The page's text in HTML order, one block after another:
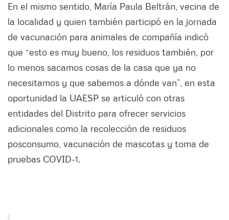
En el mismo sentido, María Paula Beltrán, vecina de
la localidad y quien también participó en la jornada
de vacunación para animales de compañía indicó
que “esto es muy bueno, los residuos también, por
lo menos sacamos cosas de la casa que ya no
necesitamos y que sabemos a dónde van”, en esta
oportunidad la UAESP se articuló con otras
entidades del Distrito para ofrecer servicios
adicionales como la recolección de residuos
posconsumo, vacunación de mascotas y toma de
pruebas COVID-1.